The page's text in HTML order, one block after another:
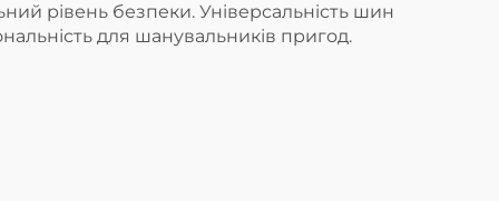
рівень безпеки. Універсальність шин
для шанувальників пригод.